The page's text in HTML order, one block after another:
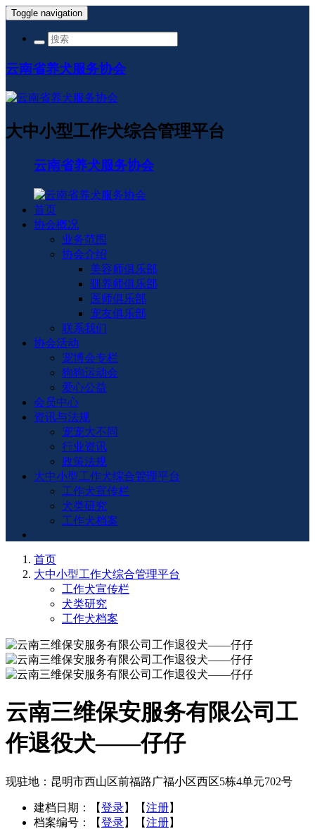
Toggle navigation
云南省养犬服务协会
大中小型工作犬综合管理平台
云南省养犬服务协会
首页
协会概况
业务范围
协会介绍
美容师俱乐部
驯养师俱乐部
医师俱乐部
宠友俱乐部
联系我们
协会活动
宠博会专栏
狗狗运动会
爱心公益
会员中心
资讯与法规
宠宠大不同
行业资讯
政策法规
大中小型工作犬综合管理平台
工作犬宣传栏
犬类研究
工作犬档案
首页
大中小型工作犬综合管理平台
工作犬宣传栏
犬类研究
工作犬档案
云南三维保安服务有限公司工
作退役犬——仔仔
现驻地：昆明市西山区前福路广福小区西区5栋4单元702号
建档日期： 【登录】【注册】
档案编号：
【登录】【注册】